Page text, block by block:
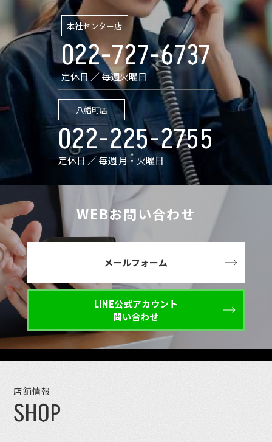
本社センター店
022-727-6737
定休日 ／ 毎週火曜日
八幡町店
022-225-2755
定休日 ／ 毎週 月・火曜日
WEBお問い合わせ
メールフォーム
LINE公式アカウント
問い合わせ
店舗情報
SHOP